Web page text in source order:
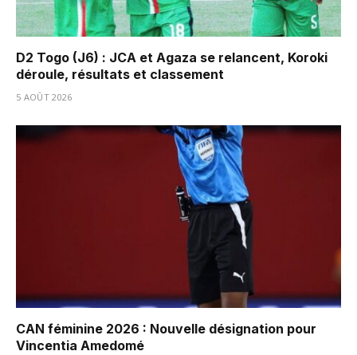
D2 Togo (J6) : JCA et Agaza se relancent, Koroki
déroule, résultats et classement
5 AOÛT 2026
CAN féminine 2026 : Nouvelle désignation pour
Vincentia Amedomé